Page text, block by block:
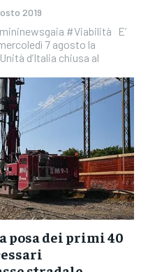
2019
#Viabilità E’
7 agosto la
d’Italia chiusa al
posa dei primi 40